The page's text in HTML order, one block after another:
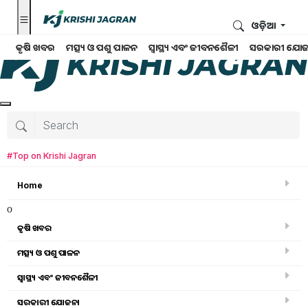
କୃଷି ଖବର ମତ୍ସ୍ୟ ଓ ପଶୁ ପାଳନ ସ୍ୱାସ୍ଥ୍ୟ ଏବଂ ଜୀବନଶୈଳୀ ସରକାରୀ
ଓଡ଼ିଆ
#Top on Krishi Jagran
Home
o
କୃଷି ଖବର
ମତ୍ସ୍ୟ ଓ ପଶୁ ପାଳନ
ସ୍ୱାସ୍ଥ୍ୟ ଏବଂ ଜୀବନଶୈଳୀ
ସରକାରୀ ଯୋଜନା
କୃଷି ଖବର